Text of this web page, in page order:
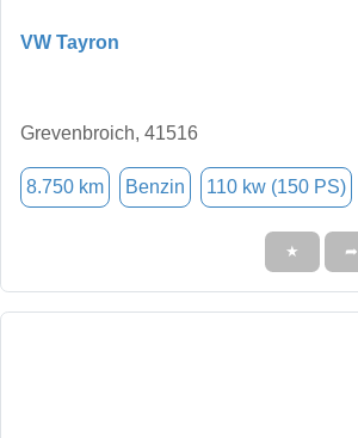
VW Tayron
Grevenbroich, 41516
8.750 km Benzin 110 kw (150 PS)
★ ➦